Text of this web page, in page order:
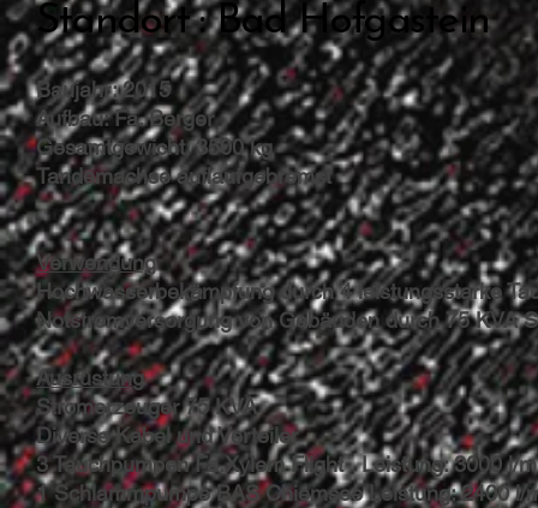
Standort : Bad Hofgastein
Baujahr: 2015
Aufbau: Fa. Berger
Gesamtgewicht: 3500 kg
Tandemachse auflaufgebremst
Verwendung
Hochwasserbekämpfung durch 4 leistungsstarke
Notstromversorgung von Gebäuden durch 75 KVA
Ausrüstung
Stromerzeuger 75 KVA
Diverse Kabel und Verteiler
3 Tauchpumpen Fa.Xylem Flight Leistung: 3000 l/
1 Schlammpumpe BAS Chiemsee Leistung: 2400 l/